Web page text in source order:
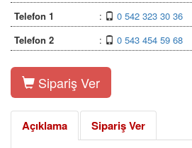
Telefon 1 :
0 542 323 30 36
Telefon 2
: 0 543 454 59 68
Sipariş Ver
Açıklama Sipariş Ver